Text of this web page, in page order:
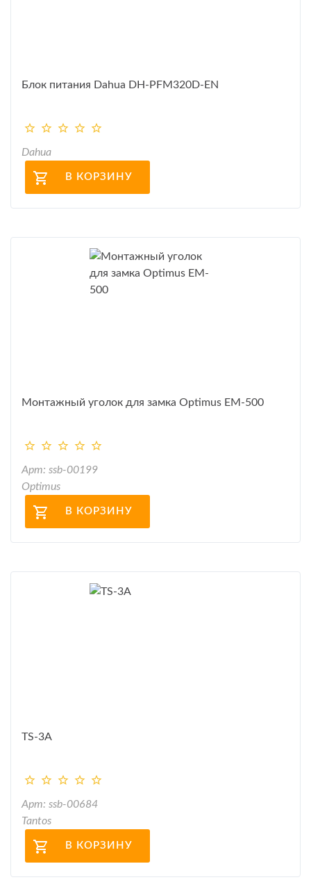
Блок питания Dahua DH-PFM320D-EN
Dahua
В КОРЗИНУ
Монтажный уголок для замка Optimus EM-500
Арт: ssb-00199
Optimus
В КОРЗИНУ
TS-3A
Арт: ssb-00684
Tantos
В КОРЗИНУ